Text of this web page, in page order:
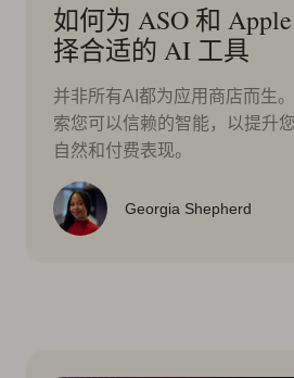
如何为 ASO 和
择合适的 AI 工具
并非所有AI都为应用商店而生
索您可以信赖的智能，以提升
自然和付费表现。
Georgia Shepherd